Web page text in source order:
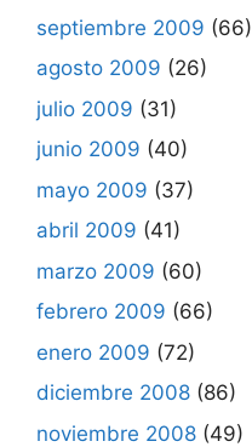
septiembre 2009 (66)
agosto 2009 (26)
julio 2009 (31)
junio 2009 (40)
mayo 2009 (37)
abril 2009 (41)
marzo 2009 (60)
febrero 2009 (66)
enero 2009 (72)
diciembre 2008 (86)
noviembre 2008 (49)